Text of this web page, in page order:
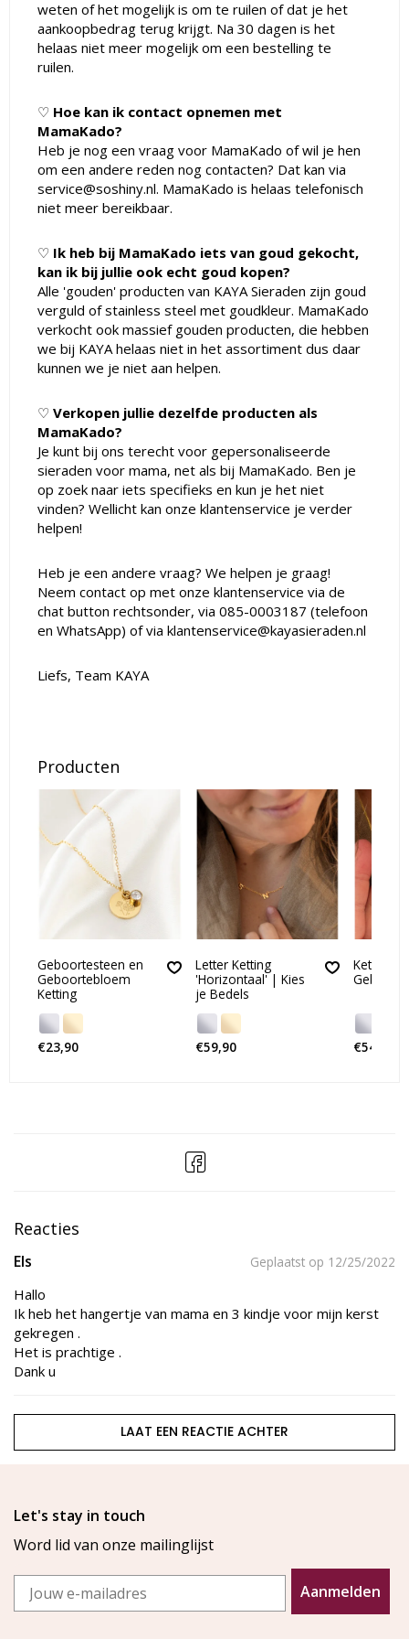
weten of het mogelijk is om te ruilen of dat je het
aankoopbedrag terug krijgt. Na 30 dagen is het
helaas niet meer mogelijk om een bestelling te
ruilen.
♡ Hoe kan ik contact opnemen met
MamaKado?
Heb je nog een vraag voor MamaKado of wil je hen
om een andere reden nog contacten? Dat kan via
service@soshiny.nl. MamaKado is helaas telefonisch
niet meer bereikbaar.
♡ Ik heb bij MamaKado iets van goud gekocht,
kan ik bij jullie ook echt goud kopen?
Alle 'gouden' producten van KAYA Sieraden zijn goud
verguld of stainless steel met goudkleur. MamaKado
verkocht ook massief gouden producten, die hebben
we bij KAYA helaas niet in het assortiment dus daar
kunnen we je niet aan helpen.
♡ Verkopen jullie dezelfde producten als
MamaKado?
Je kunt bij ons terecht voor gepersonaliseerde
sieraden voor mama, net als bij MamaKado. Ben je
op zoek naar iets specifieks en kun je het niet
vinden? Wellicht kan onze klantenservice je verder
helpen!
Heb je een andere vraag? We helpen je graag!
Neem contact op met onze klantenservice via de
chat button rechtsonder, via 085-0003187 (telefoon
en WhatsApp) of via klantenservice@kayasieraden.nl
Liefs, Team KAYA
Producten
Geboortesteen en
Geboortebloem
Ketting
€23,90
Letter Ketting
'Horizontaal' | Kies
je Bedels
€59,90
Ketting
€54,90
Reacties
Els Geplaatst op 12/25/2022
Hallo
Ik heb het hangertje van mama en 3 kindje voor mijn kerst
gekregen .
Het is prachtige .
Dank u
LAAT EEN REACTIE ACHTER
Let's stay in touch
Word lid van onze mailinglijst
Email
Aanmelden